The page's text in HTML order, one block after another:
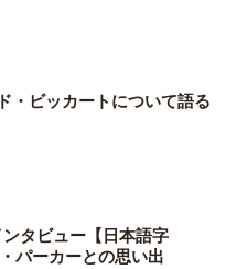
・ビッカートについて語る
タビュー【日本語字
パーカーとの思い出